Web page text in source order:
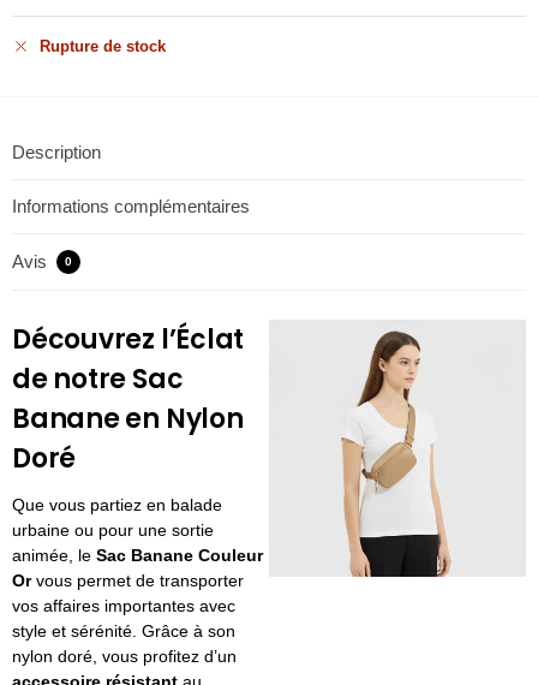
Rupture de stock
Description
Informations complémentaires
Avis 0
Découvrez l’Éclat
de notre Sac
Banane en Nylon
Doré
Que vous partiez en balade
urbaine ou pour une sortie
animée, le Sac Banane Couleur
Orvous permet de transporter
vos affaires importantes avec
style et sérénité. Grâce à son
nylon doré, vous profitez d’un